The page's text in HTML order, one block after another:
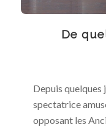
De
Depuis quelques
spectatrice
opposant les